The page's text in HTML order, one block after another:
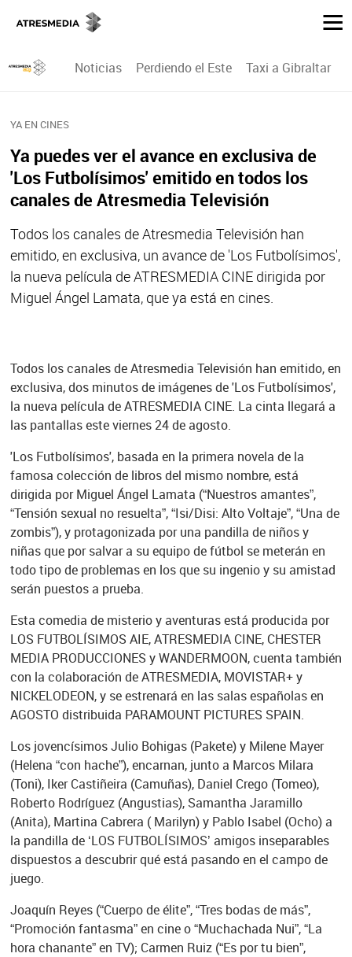
Noticias Perdiendo el Este Taxi a Gibraltar
YA EN CINES
Ya puedes ver el avance en exclusiva de
'Los Futbolísimos' emitido en todos los
canales de Atresmedia Televisión
Todos los canales de Atresmedia Televisión han
emitido, en exclusiva, un avance de 'Los Futbolísimos',
la nueva película de ATRESMEDIA CINE dirigida por
Miguel Ángel Lamata, que ya está en cines.
Todos los canales de Atresmedia Televisión han emitido, en
exclusiva, dos minutos de imágenes de 'Los Futbolísimos',
la nueva película de ATRESMEDIA CINE. La cinta llegará a
las pantallas este viernes 24 de agosto.
'Los Futbolísimos', basada en la primera novela de la
famosa colección de libros del mismo nombre, está
dirigida por Miguel Ángel Lamata (“Nuestros amantes”,
“Tensión sexual no resuelta”, “Isi/Disi: Alto Voltaje”, “Una de
zombis”), y protagonizada por una pandilla de niños y
niñas que por salvar a su equipo de fútbol se meterán en
todo tipo de problemas en los que su ingenio y su amistad
serán puestos a prueba.
Esta comedia de misterio y aventuras está producida por
LOS FUTBOLÍSIMOS AIE, ATRESMEDIA CINE, CHESTER
MEDIA PRODUCCIONES y WANDERMOON, cuenta también
con la colaboración de ATRESMEDIA, MOVISTAR+ y
NICKELODEON, y se estrenará en las salas españolas en
AGOSTO distribuida PARAMOUNT PICTURES SPAIN.
Los jovencísimos Julio Bohigas (Pakete) y Milene Mayer
(Helena “con hache”), encarnan, junto a Marcos Milara
(Toni), Iker Castiñeira (Camuñas), Daniel Crego (Tomeo),
Roberto Rodríguez (Angustias), Samantha Jaramillo
(Anita), Martina Cabrera ( Marilyn) y Pablo Isabel (Ocho) a
la pandilla de ‘LOS FUTBOLÍSIMOS’ amigos inseparables
dispuestos a descubrir qué está pasando en el campo de
juego.
Joaquín Reyes (“Cuerpo de élite”, “Tres bodas de más”,
“Promoción fantasma” en cine o “Muchachada Nui”, “La
hora chanante” en TV); Carmen Ruiz (“Es por tu bien”,